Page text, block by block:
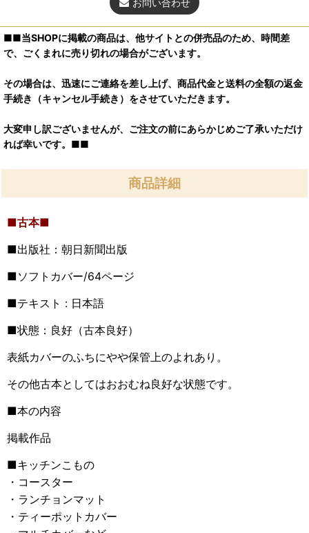
お問い合わせ
■■当SHOPに掲載の商品は、他サイトとの併売品のため、時間差
で、ごくまれに売り切れの場合がございます。
その場合は、迅速にご連絡を差し上げ、商品代金と送料の全額の返金
手続き（キャンセル手続き）をさせていただきます。
大変申し訳ございませんが、ご注文の前にあらかじめご了承いただけ
れば幸いです。■■
商品詳細
■古本■
■出版社：朝日新聞出版
■ソフトカバー/64ページ
■テキスト : 日本語
■状態：良好（古本良好）
表紙カバーのふちにやや保管上のよれあり。
その他古本としてはおおむね良好な状態です。
■本の内容
掲載作品
■キッチンこもの
・コースター
・ランチョンマット
・ティーポットカバー